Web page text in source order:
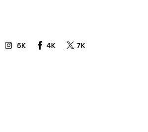
5K 4K 7K